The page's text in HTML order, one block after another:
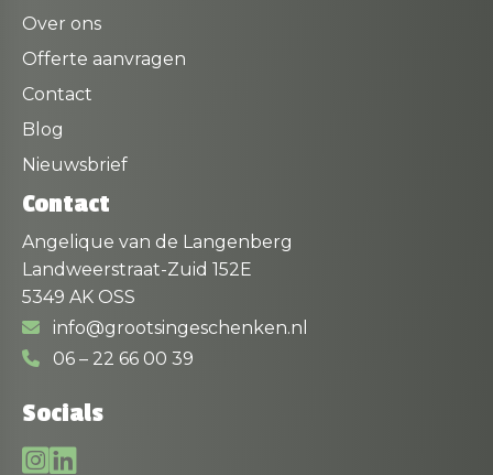
Over ons
Offerte aanvragen
Contact
Blog
Nieuwsbrief
Contact
Angelique van de Langenberg
Landweerstraat-Zuid 152E
5349 AK OSS
info@grootsingeschenken.nl
06 – 22 66 00 39
Socials